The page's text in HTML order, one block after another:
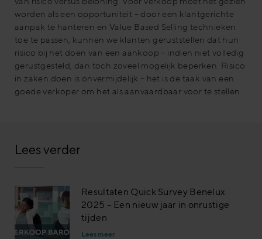
worden als een opportuniteit – door een klantgerichte
aanpak te hanteren en Value Based Selling technieken
toe te passen, kunnen we klanten geruststellen dat hun
risico bij het doen van een aankoop – indien niet volledig
gerustgesteld, dan toch zoveel mogelijk beperken. Risico
in zaken doen is onvermijdelijk – het is de taak van een
goede verkoper om het als aanvaardbaar voor te stellen.
Lees verder
Resultaten Quick Survey Benelux
2025 – Een nieuw jaar in onrustige
tijden
Lees meer